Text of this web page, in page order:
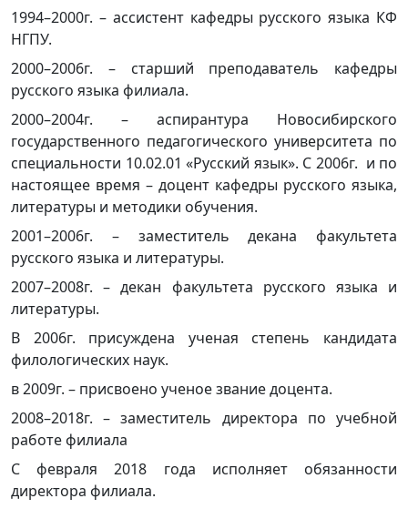
1994–2000г. – ассистент кафедры русского языка КФ
НГПУ.
2000–2006г. – старший преподаватель кафедры
русского языка филиала.
2000–2004г. – аспирантура Новосибирского
государственного педагогического университета по
специальности 10.02.01 «Русский язык». С 2006г. и по
настоящее время – доцент кафедры русского языка,
литературы и методики обучения.
2001–2006г. – заместитель декана факультета
русского языка и литературы.
2007–2008г. – декан факультета русского языка и
литературы.
В 2006г. присуждена ученая степень кандидата
филологических наук.
в 2009г. – присвоено ученое звание доцента.
2008–2018г. – заместитель директора по учебной
работе филиала
С февраля 2018 года исполняет обязанности
директора филиала.